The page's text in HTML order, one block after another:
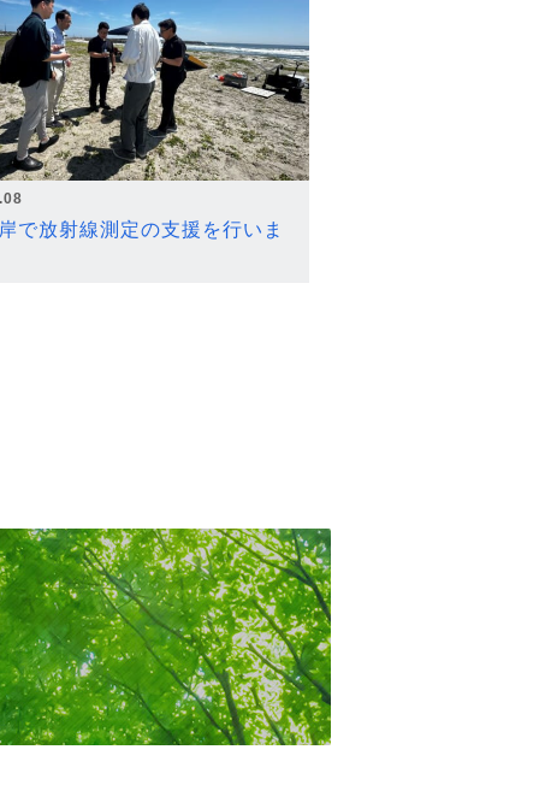
で放射線測定の支援を行いま